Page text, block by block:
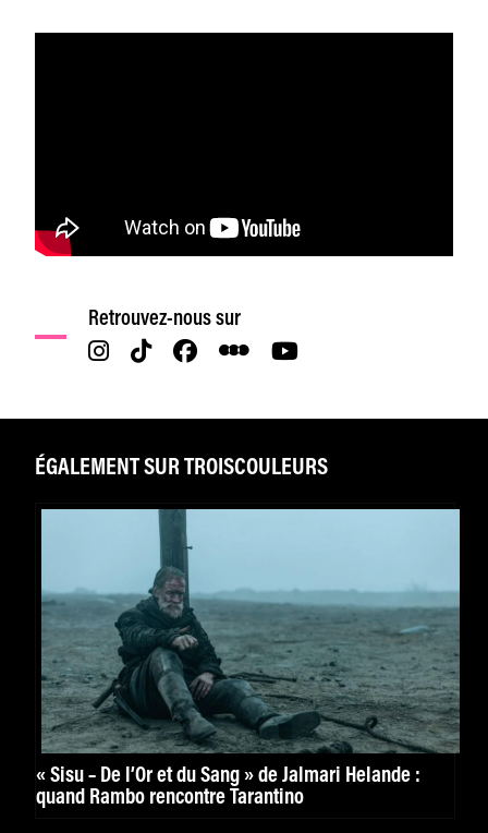
Retrouvez-nous sur
ÉGALEMENT SUR TROISCOULEURS
« Sisu – De l’Or et du Sang » de Jalmari Helande :
quand Rambo rencontre Tarantino